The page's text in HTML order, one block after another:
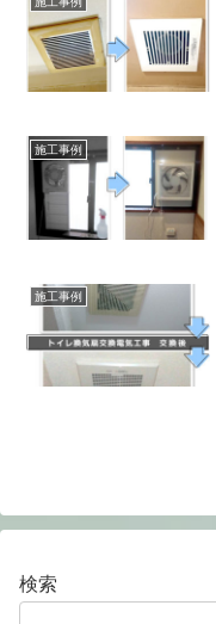
施工事例
施工事例
検索